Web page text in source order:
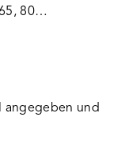
80…
angegeben und